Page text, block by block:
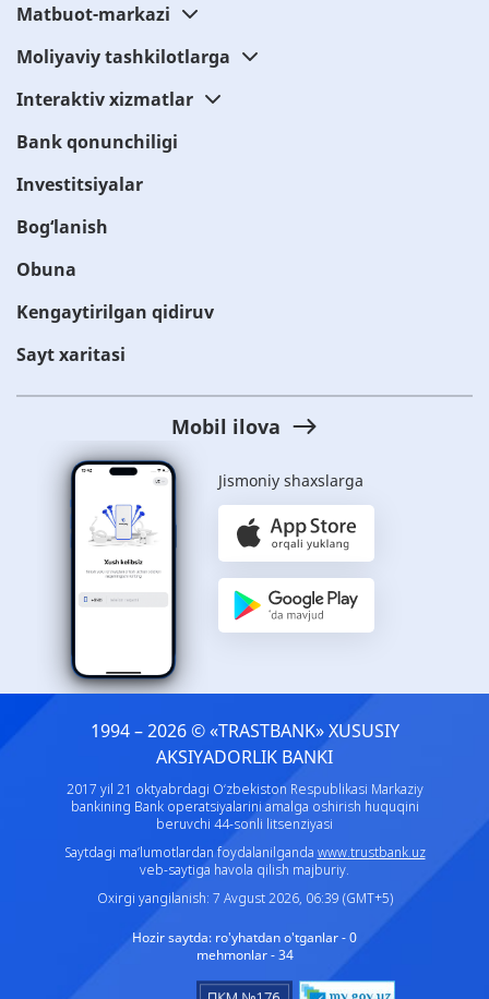
Matbuot-markazi
Moliyaviy tashkilotlarga
Interaktiv xizmatlar
Bank qonunchiligi
Investitsiyalar
Bog‘lanish
Obuna
Kengaytirilgan qidiruv
Sayt xaritasi
Mobil ilova
Jismoniy shaxslarga
1994 – 2026 © «TRASTBANK» ХUSUSIY
AKSIYADORLIK BANKI
2017 yil 21 oktyabrdagi O‘zbekiston Respublikasi Markaziy
bankining Bank operatsiyalarini amalga oshirish huquqini
beruvchi 44-sonli litsenziyasi
Saytdagi ma’lumotlardan foydalanilganda www.trustbank.uz
veb-saytiga havola qilish majburiy.
Oxirgi yangilanish: 7 Avgust 2026, 06:39 (GMT+5)
Hozir saytda: ro'yhatdan o'tganlar - 0
mehmonlar - 34